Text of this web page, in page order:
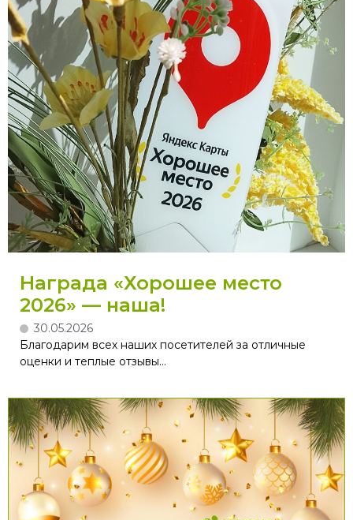
Награда «Хорошее место
2026» — наша!
30.05.2026
Благодарим всех наших посетителей за отличные
оценки и теплые отзывы...